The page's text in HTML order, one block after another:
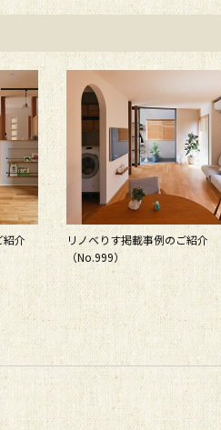
紹介
リノベりす掲載事例のご紹介
（No.999）